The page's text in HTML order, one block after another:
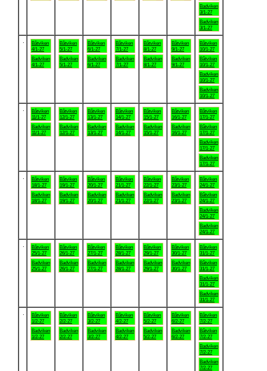
Badviken
3/1-27
Badviken
3/1-27
Båtviken
4/1-27
Badviken
4/1-27
Båtviken
5/1-27
Badviken
5/1-27
Båtviken
6/1-27
Badviken
6/1-27
Båtviken
7/1-27
Badviken
7/1-27
Båtviken
8/1-27
Badviken
8/1-27
Båtviken
9/1-27
Badviken
9/1-27
Båtviken
10/1-27
Båtviken
10/1-27
Badviken
10/1-27
Badviken
10/1-27
Båtviken
11/1-27
Badviken
11/1-27
Båtviken
12/1-27
Badviken
12/1-27
Båtviken
13/1-27
Badviken
13/1-27
Båtviken
14/1-27
Badviken
14/1-27
Båtviken
15/1-27
Badviken
15/1-27
Båtviken
16/1-27
Badviken
16/1-27
Båtviken
17/1-27
Båtviken
17/1-27
Badviken
17/1-27
Badviken
17/1-27
Båtviken
18/1-27
Badviken
18/1-27
Båtviken
19/1-27
Badviken
19/1-27
Båtviken
20/1-27
Badviken
20/1-27
Båtviken
21/1-27
Badviken
21/1-27
Båtviken
22/1-27
Badviken
22/1-27
Båtviken
23/1-27
Badviken
23/1-27
Båtviken
24/1-27
Båtviken
24/1-27
Badviken
24/1-27
Badviken
24/1-27
Båtviken
25/1-27
Badviken
25/1-27
Båtviken
26/1-27
Badviken
26/1-27
Båtviken
27/1-27
Badviken
27/1-27
Båtviken
28/1-27
Badviken
28/1-27
Båtviken
29/1-27
Badviken
29/1-27
Båtviken
30/1-27
Badviken
30/1-27
Båtviken
31/1-27
Båtviken
31/1-27
Badviken
31/1-27
Badviken
31/1-27
Båtviken
1/2-27
Badviken
1/2-27
Båtviken
2/2-27
Badviken
2/2-27
Båtviken
3/2-27
Badviken
3/2-27
Båtviken
4/2-27
Badviken
4/2-27
Båtviken
5/2-27
Badviken
5/2-27
Båtviken
6/2-27
Badviken
6/2-27
Båtviken
7/2-27
Båtviken
7/2-27
Badviken
7/2-27
Badviken
7/2-27